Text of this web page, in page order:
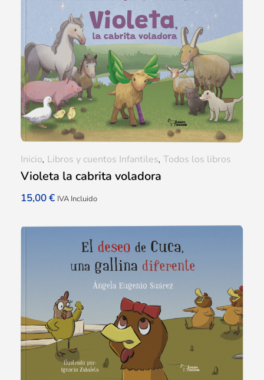
Violeta la cabrita voladora
15,00€ IVA Incluido
Inicio, Libros y cuentos Infantiles, Todos los libros